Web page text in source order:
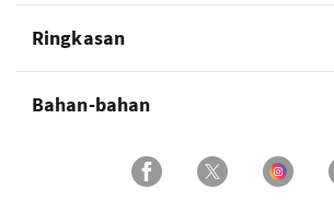
Ringkasan
Bahan-bahan